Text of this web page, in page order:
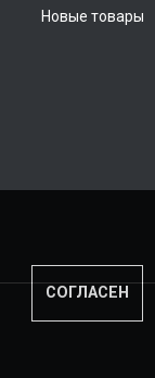
Новые товары
СОГЛАСЕН